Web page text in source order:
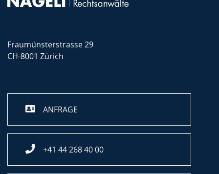
Fraumünsterstrasse 29
CH-8001 Zürich
ANFRAGE
+41 44 268 40 00